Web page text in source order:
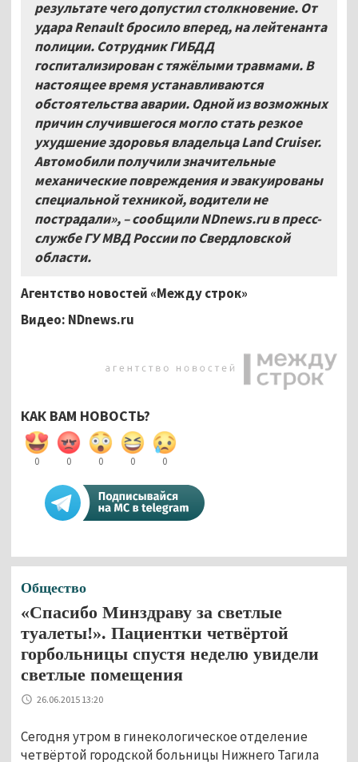
результате чего допустил столкновение. От
удара Renault бросило вперед, на лейтенанта
полиции. Сотрудник ГИБДД
госпитализирован с тяжёлыми травмами. В
настоящее время устанавливаются
обстоятельства аварии. Одной из возможных
причин случившегося могло стать резкое
ухудшение здоровья владельца Land Cruiser.
Автомобили получили значительные
механические повреждения и эвакуированы
специальной техникой, водители не
пострадали», – сообщили NDnews.ru в пресс-
службе ГУ МВД России по Свердловской
области.
Агентство новостей «Между строк»
Видео: NDnews.ru
КАК ВАМ НОВОСТЬ?
0 0 0 0 0
Общество
«Спасибо Минздраву за светлые
туалеты!». Пациентки четвёртой
горбольницы спустя неделю увидели
светлые помещения
26.06.2015 13:20
Сегодня утром в гинекологическое отделение
четвёртой городской больницы Нижнего Тагила